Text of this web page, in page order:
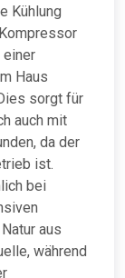
Kühlung
einer
Haus
sorgt für
auch mit
da der
ist.
bei
aus
während